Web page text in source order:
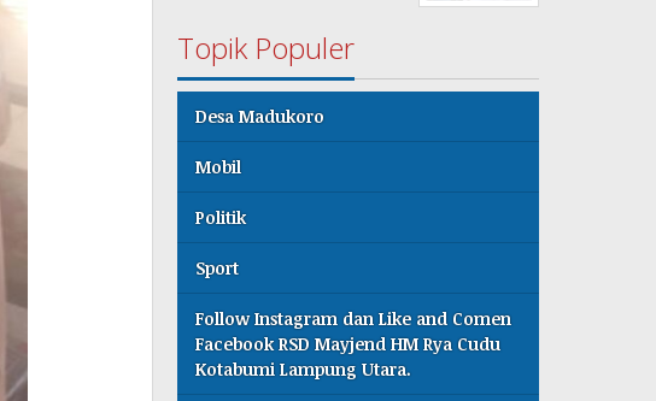
Topik Populer
Desa Madukoro
Mobil
Politik
Sport
Follow Instagram dan Like and Comen
Facebook RSD Mayjend HM Rya Cudu
Kotabumi Lampung Utara.